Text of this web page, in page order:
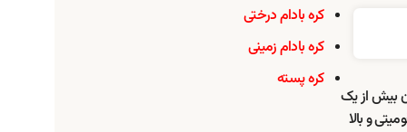
بیش از یک
و بالا
کره بادام درختی
کره بادام زمینی
کره پسته